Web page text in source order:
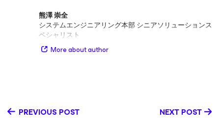
熊澤 崇全
システムエンジニアリング本部 シニアソリューションス
ペシャリスト
More about author
PREVIOUS POST NEXT POST